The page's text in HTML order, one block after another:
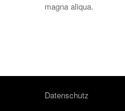
magna aliqua.
Datenschutz